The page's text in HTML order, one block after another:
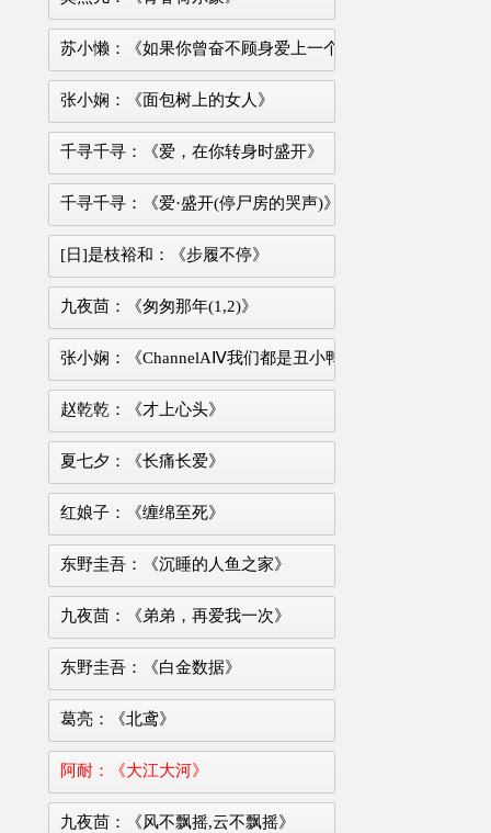
苏小懒：《如果你曾奋不顾身爱上一个人》
张小娴：《面包树上的女人》
千寻千寻：《爱，在你转身时盛开》
千寻千寻：《爱·盛开(停尸房的哭声)》
[日]是枝裕和：《步履不停》
九夜茴：《匆匆那年(1,2)》
张小娴：《ChannelAⅣ我们都是丑小鸭》
赵乾乾：《才上心头》
夏七夕：《长痛长爱》
红娘子：《缠绵至死》
东野圭吾：《沉睡的人鱼之家》
九夜茴：《弟弟，再爱我一次》
东野圭吾：《白金数据》
葛亮：《北鸢》
阿耐：《大江大河》
九夜茴：《风不飘摇,云不飘摇》